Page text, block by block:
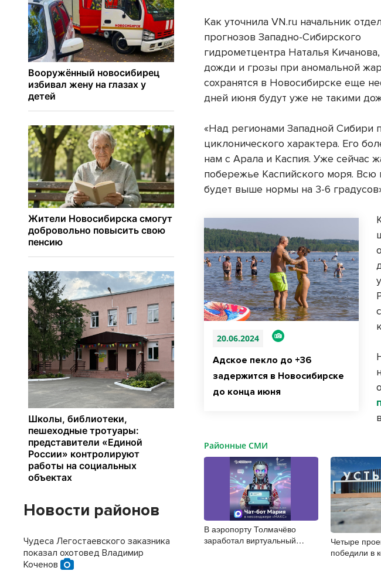
Как уточнила VN.ru начальник
прогнозов Западно-Сибирского
гидрометцентра Наталья Кичанова,
дожди и грозы при аномальной
сохранятся в Новосибирске еще
дней июня будут уже не такими
«Над регионами Западной Сибири
циклонического характера. Его
нам с Арала и Каспия. Уже сейчас
побережье Каспийского моря.
будет выше нормы на 3-6
20.06.2024
Адское пекло до +36
задержится в Новосибирске
до конца июня
Районные СМИ
В аэропорту Толмачёво
заработал виртуальный
Четыре
победили в
Новости районов
Чудеса Легостаевского заказника
показал охотовед Владимир
Коченов